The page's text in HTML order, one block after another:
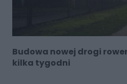
Budowa nowej drogi
kilka tygodni